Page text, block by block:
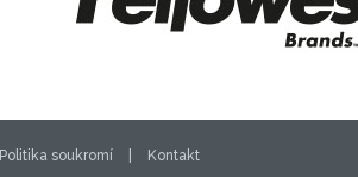
Politika soukromí Kontakt